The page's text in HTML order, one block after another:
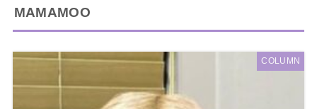
MAMAMOO
COLUMN